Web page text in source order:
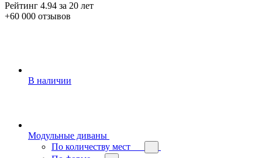
Рейтинг 4.94 за 20 лет
+60 000 отзывов
В наличии
Модульные диваны
По количеству мест